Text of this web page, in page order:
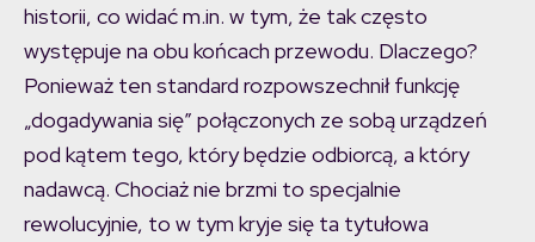
historii, co widać m.in. w tym, że tak często
występuje na obu końcach przewodu. Dlaczego?
Ponieważ ten standard rozpowszechnił funkcję
„dogadywania się” połączonych ze sobą urządzeń
pod kątem tego, który będzie odbiorcą, a który
nadawcą. Chociaż nie brzmi to specjalnie
rewolucyjnie, to w tym kryje się ta tytułowa